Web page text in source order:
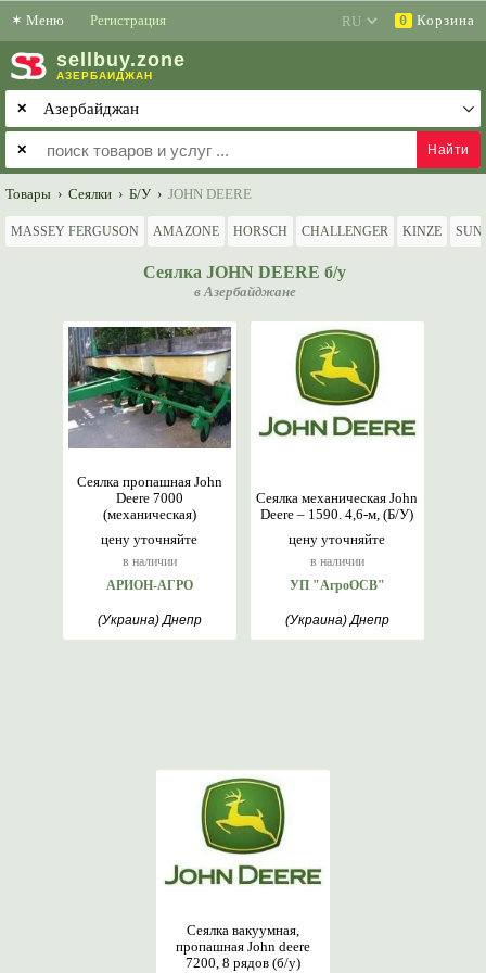
✶ Меню Регистрация 0 Корзина
sell buy.zone
АЗЕРБАЙДЖАН
✕
✕
Товары › Сеялки › Б/У › JOHN DEERE
MASSEY FERGUSON AMAZONE HORSCH CHALLENGER KINZE
Сеялка JOHN DEERE б/у
в Азербайджане
цену уточняйте
в наличии
Сеялка пропашная John
Deere 7000
(механическая)
АРИОН-АГРО
(Украина) Днепр
цену уточняйте
в наличии
Сеялка механическая John
Deere – 1590. 4,6-м, (Б/У)
УП "АгроОСВ"
(Украина) Днепр
Сеялка вакуумная,
пропашная John deere
7200, 8 рядов (б/у)